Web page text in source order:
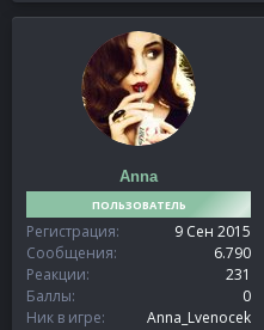
Anna
ПОЛЬЗОВАТЕЛЬ
Регистрация
9 Сен 2015
Сообщения
6.790
Реакции
231
Баллы
0
Ник в игре
Anna_Lvenocek